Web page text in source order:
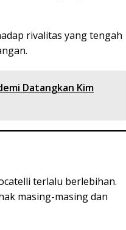
rivalitas yang tengah
Datangkan Kim
terlalu berlebihan.
masing-masing dan